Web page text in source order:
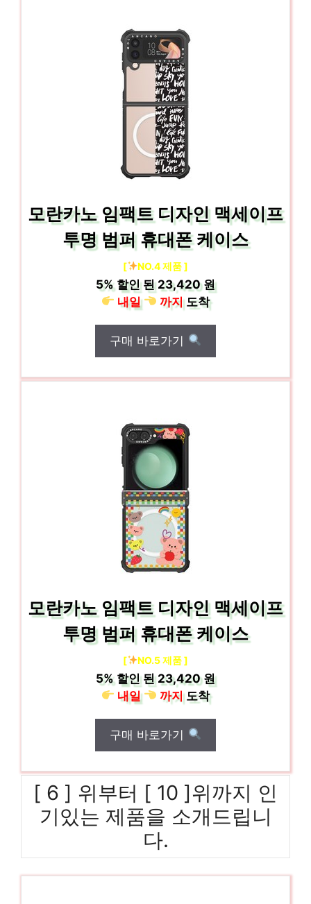
모란카노 임팩트 디자인 맥세이프
투명 범퍼 휴대폰 케이스
[ NO.4 제품 ]
5% 할인 된23,420 원
내일
까지도착
구매 바로가기
모란카노 임팩트 디자인 맥세이프
투명 범퍼 휴대폰 케이스
[ NO.5 제품 ]
5% 할인 된23,420 원
내일
까지도착
구매 바로가기
[ 6 ] 위부터 [ 10 ]위까지 인
기있는 제품을 소개드립니
다.